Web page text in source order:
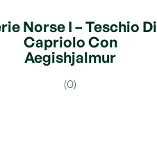
Norse I – Teschio Di
Capriolo Con
Aegishjalmur
(0)